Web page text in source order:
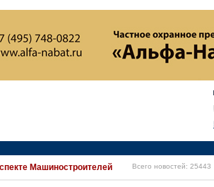
Машиностроителей Всего новостей: 25443